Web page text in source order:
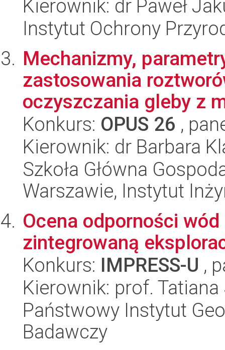
Kierownik: dr Paweł
Instytut Ochrony
Mechanizmy,
zastosowania
oczyszczania gleby z
Konkurs: OPUS 26 ,
Kierownik: dr Barbara
Szkoła Główna
Warszawie, Instytut
Ocena odporności
zintegrowaną
Konkurs: IMPRESS-U ,
Kierownik: prof. Tatiana
Państwowy Instytut
Badawczy